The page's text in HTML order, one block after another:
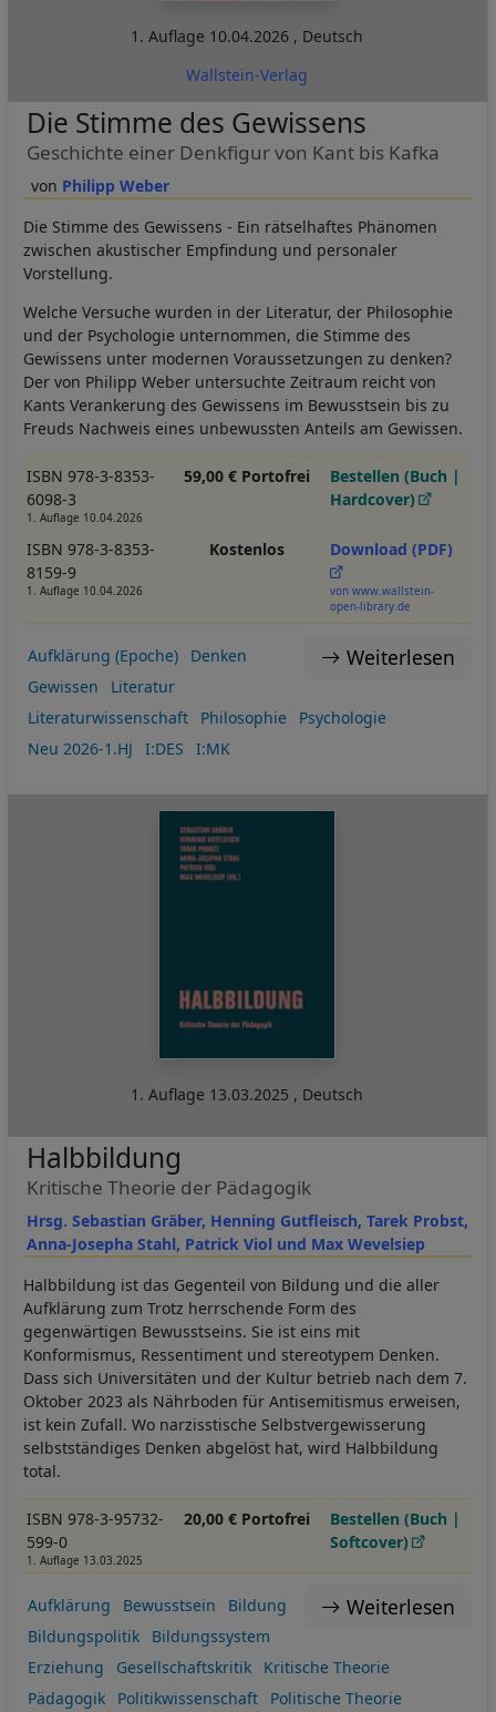
1. Auflage 10.04.2026 , Deutsch
Wallstein-Verlag
Philipp Weber
Die Stimme des Gewissens
Geschichte einer Denkfigur von Kant bis Kafka
Die Stimme des Gewissens - Ein rätselhaftes Phänomen
zwischen akustischer Empfindung und personaler
Vorstellung.
Welche Versuche wurden in der Literatur, der Philosophie
und der Psychologie unternommen, die Stimme des
Gewissens unter modernen Voraussetzungen zu denken?
Der von Philipp Weber untersuchte Zeitraum reicht von
Kants Verankerung des Gewissens im Bewusstsein bis zu
Freuds Nachweis eines unbewussten Anteils am Gewissen.
ISBN 978-3-8353-
6098-3
1. Auflage 10.04.2026
59,00 € Portofrei
Bestellen (Buch |
Hardcover)
ISBN 978-3-8353-
8159-9
1. Auflage 10.04.2026
Kostenlos Download (PDF)
von www.wallstein-
open-library.de
Weiterlesen
Aufklärung (Epoche)
Denken
Gewissen
Literatur
Literaturwissenschaft
Philosophie
Psychologie
Neu 2026-1.HJ
I:DES I:MK
1. Auflage 13.03.2025 , Deutsch
Hrsg. Sebastian Gräber, Henning Gutfleisch, Tarek Probst,
Anna-Josepha Stahl, Patrick Viol und Max Wevelsiep
Halbbildung
Kritische Theorie der Pädagogik
Halbbildung ist das Gegenteil von Bildung und die aller
Aufklärung zum Trotz herrschende Form des
gegenwärtigen Bewusstseins. Sie ist eins mit
Konformismus, Ressentiment und stereotypem Denken.
Dass sich Universitäten und der Kultur betrieb nach dem 7.
Oktober 2023 als Nährboden für Antisemitismus erweisen,
ist kein Zufall. Wo narzisstische Selbstvergewisserung
selbstständiges Denken abgelöst hat, wird Halbbildung
total.
ISBN 978-3-95732-
599-0
1. Auflage 13.03.2025
20,00 € Portofrei
Bestellen (Buch |
Softcover)
Weiterlesen
Aufklärung Bewusstsein
Bildung
Bildungspolitik
Bildungssystem
Erziehung
Gesellschaftskritik
Kritische Theorie
Pädagogik
Politikwissenschaft Politische Theorie